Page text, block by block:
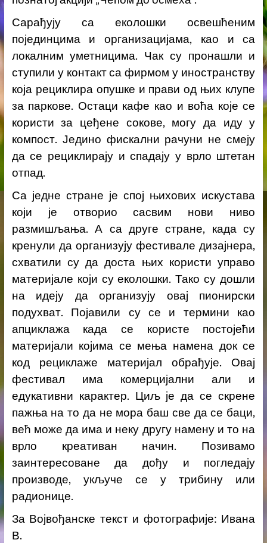
Сарађују са еколошки освешћеним
појединцима и организацијама, као и са
локалним уметницима. Чак су пронашли и
ступили у контакт са фирмом у иностранству
која рециклира опушке и прави од њих клупе
за паркове. Остаци кафе као и воћа које се
користи за цеђене сокове, могу да иду у
компост. Једино фискални рачуни не смеју
да се рециклирају и спадају у врло штетан
отпад.
Са једне стране је спој њихових искустава
који је отворио сасвим нови ниво
размишљања. А са друге стране, када су
кренули да организују фестивале дизајнера,
схватили су да доста њих користи управо
материјале који су еколошки. Тако су дошли
на идеју да организују овај пионирски
подухват. Појавили су се и термини као
апциклажа када се користе постојећи
материјали којима се мења намена док се
код рециклаже материјал обрађује. Овај
фестивал има комерцијални али и
едукативни карактер. Циљ је да се скрене
пажња на то да не мора баш све да се баци,
већ може да има и неку другу намену и то на
врло креативан начин. Позивамо
заинтересоване да дођу и погледају
производе, укључе се у трибину или
радионице.
За Војвођанске текст и фотографије: Ивана
В.